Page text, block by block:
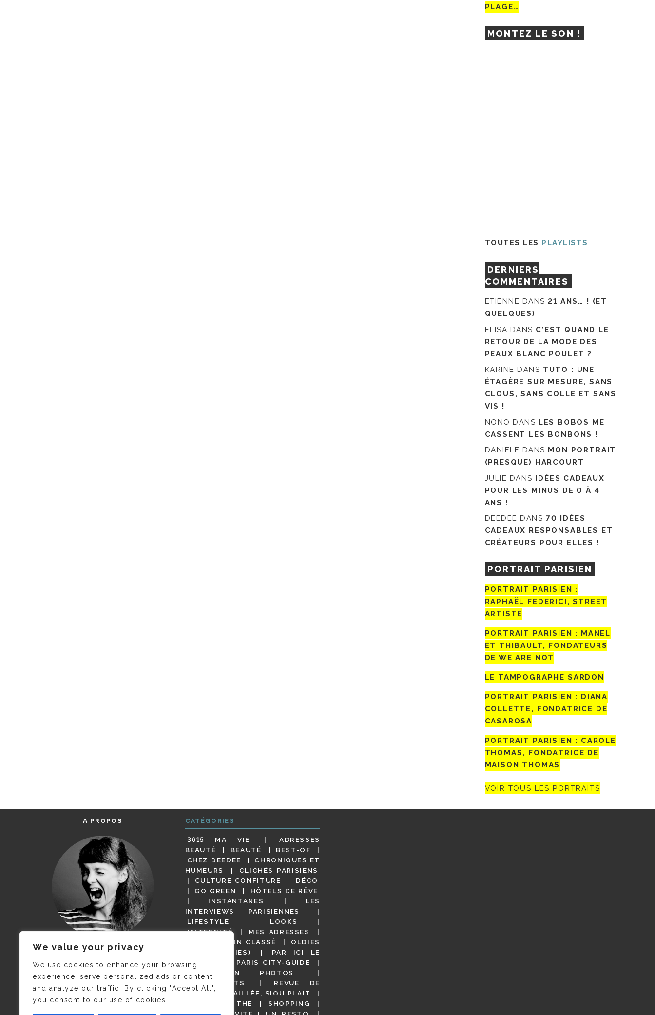
We value your privacy
We use cookies to enhance your browsing
experience, serve personalized ads or content,
and analyze our traffic. By clicking "Accept All",
you consent to our use of cookies.
PLAGE…
MONTEZ LE SON !
TOUTES LES PLAYLISTS
DERNIERS
COMMENTAIRES
ETIENNE DANS21 ANS… ! (ET
QUELQUES)
ELISA DANS C’EST QUAND LE
RETOUR DE LA MODE DES
PEAUX BLANC POULET ?
KARINE DANS TUTO : UNE
ÉTAGÈRE SUR MESURE, SANS
CLOUS, SANS COLLE ET SANS
VIS !
NONO DANS LES BOBOS ME
CASSENT LES BONBONS !
DANIELE DANS MON PORTRAIT
(PRESQUE) HARCOURT
JULIE DANS IDÉES CADEAUX
POUR LES MINUS DE 0 À 4
ANS !
DEEDEE DANS 70 IDÉES
CADEAUX RESPONSABLES ET
CRÉATEURS POUR ELLES !
PORTRAIT PARISIEN
PORTRAIT PARISIEN :
RAPHAËL FEDERICI, STREET
ARTISTE
PORTRAIT PARISIEN : MANEL
ET THIBAULT, FONDATEURS
DE WE ARE NOT
LE TAMPOGRAPHE SARDON
PORTRAIT PARISIEN : DIANA
COLLETTE, FONDATRICE DE
CASAROSA
PORTRAIT PARISIEN : CAROLE
THOMAS, FONDATRICE DE
MAISON THOMAS
VOIR TOUS LES PORTRAITS
A PROPOS
JE M’APPELLE DELPHINE MAIS
C’EST ©CAMILLE COLLIN QUI A
PRIS CETTE PHOTO !
CATÉGORIES
3615 MA VIE
ADRESSES
BEAUTÉ
BEAUTÉ
BEST-OF
CHEZ DEEDEE
CHRONIQUES ET
HUMEURS
CLICHÉS PARISIENS
CULTURE CONFITURE
DÉCO
GO GREEN
HÔTELS DE RÊVE
INSTANTANÉS
LES
INTERVIEWS PARISIENNES
LIFESTYLE
LOOKS
MATERNITÉ
MES ADRESSES
NON CLASSÉ
OLDIES
(BUT GOODIES)
PAR ICI LE
MAGOT !
PARIS CITY-GUIDE
PARIS EN PHOTOS
RESTAURANTS
REVUE DE
PRESSE DÉTAILLÉE, SIOU PLAIT
SALONS DE THÉ
SHOPPING
VIDÉOS
VITE ! UN RESTO